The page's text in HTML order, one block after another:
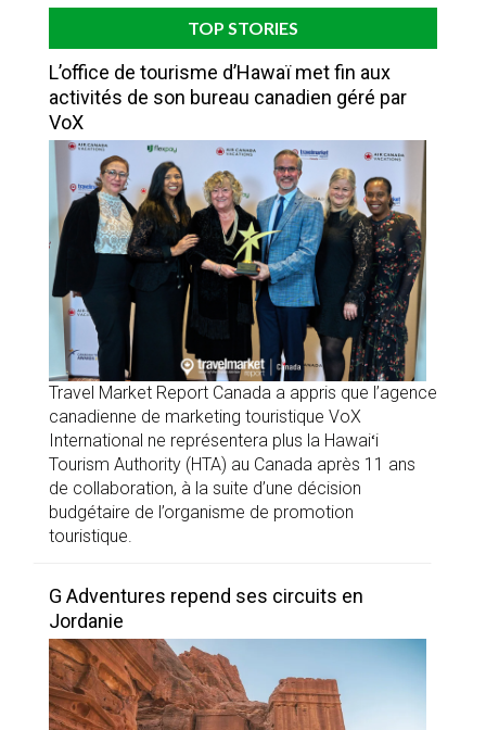
TOP STORIES
L’office de tourisme d’Hawaï met fin aux
activités de son bureau canadien géré par
VoX
Travel Market Report Canada a appris que l’agence
canadienne de marketing touristique VoX
International ne représentera plus la Hawaiʻi
Tourism Authority (HTA) au Canada après 11 ans
de collaboration, à la suite d’une décision
budgétaire de l’organisme de promotion
touristique.
G Adventures repend ses circuits en
Jordanie